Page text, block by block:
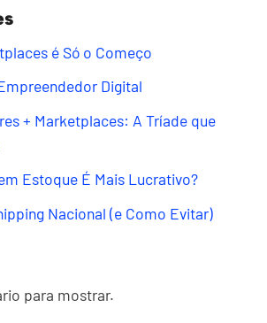
é Só o Começo
Digital
+ Marketplaces: A Tríade que
Estoque É Mais Lucrativo?
Nacional (e Como Evitar)
para mostrar.